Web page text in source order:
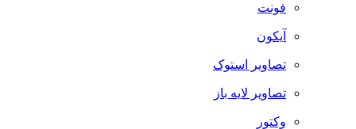
فونت
آیکون
تصاویر استوک
تصاویر لایه باز
وکتور